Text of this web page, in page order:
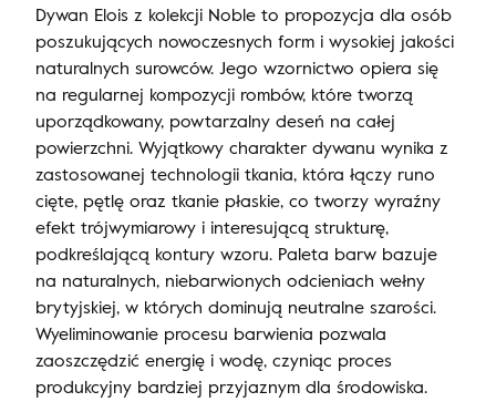
Dywan Elois z kolekcji Noble to propozycja dla osób
poszukujących nowoczesnych form i wysokiej jakości
naturalnych surowców. Jego wzornictwo opiera się
na regularnej kompozycji rombów, które tworzą
uporządkowany, powtarzalny deseń na całej
powierzchni. Wyjątkowy charakter dywanu wynika z
zastosowanej technologii tkania, która łączy runo
cięte, pętlę oraz tkanie płaskie, co tworzy wyraźny
efekt trójwymiarowy i interesującą strukturę,
podkreślającą kontury wzoru. Paleta barw bazuje
na naturalnych, niebarwionych odcieniach wełny
brytyjskiej, w których dominują neutralne szarości.
Wyeliminowanie procesu barwienia pozwala
zaoszczędzić energię i wodę, czyniąc proces
produkcyjny bardziej przyjaznym dla środowiska.